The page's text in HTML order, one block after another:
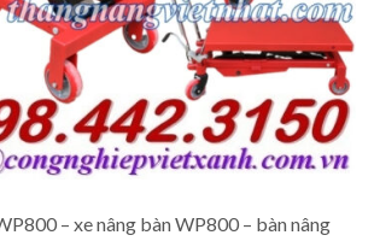
– xe nâng bàn WP800 – bàn nâng